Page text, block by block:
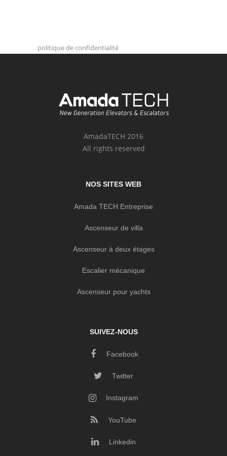
politique de confidentialité
AmadaTECH 2016
All rights reserved
NOS SITES WEB
Amada TECH Entreprise
Ascenseur de villa
Ascenseur à deux étages
Escalier mécanique
Ascenseur pour yachts
SUIVEZ-NOUS
Facebook
Twitter
Instagram
YouTube
Linkedin